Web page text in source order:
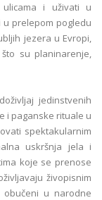
ulicama i uživati u
u prelepom pogledu
jezera u Evropi,
su planinarenje,
jedinstvenih
i paganske rituale u
spektakularnim
uskršnja jela i
koje se prenose
živopisnim
u narodne